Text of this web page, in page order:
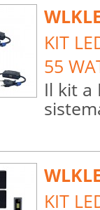
KIT
55
Il kit a
KIT